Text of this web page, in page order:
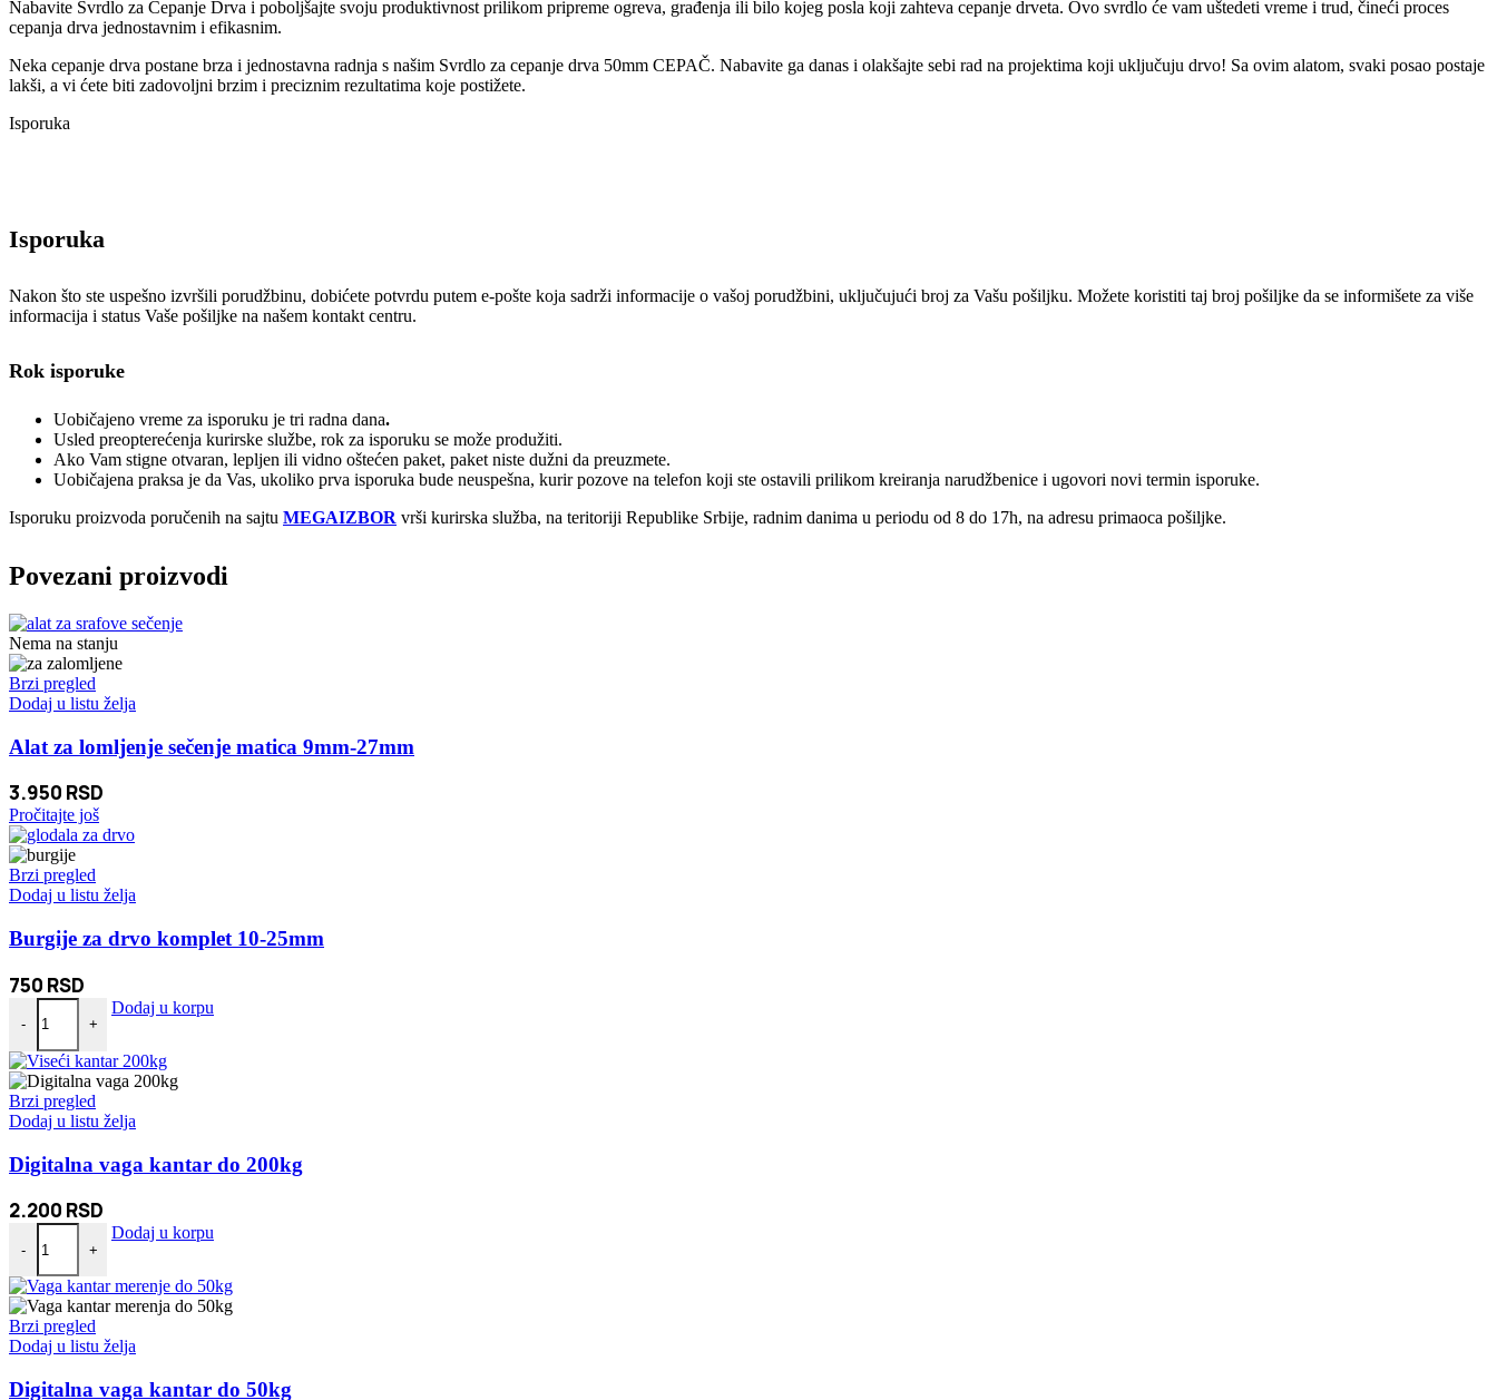
Nabavite Svrdlo za Cepanje Drva i poboljšajte svoju produktivnost prilikom pripreme ogreva, građenja ili bilo kojeg posla koji zahteva cepanje drveta. Ovo svrdlo će vam uštedeti vreme i trud, čineći proces
cepanja drva jednostavnim i efikasnim.
Neka cepanje drva postane brza i jednostavna radnja s našim Svrdlo za cepanje drva 50mm CEPAČ. Nabavite ga danas i olakšajte sebi rad na projektima koji uključuju drvo! Sa ovim alatom, svaki posao postaje
lakši, a vi ćete biti zadovoljni brzim i preciznim rezultatima koje postižete.
Isporuka
Isporuka
Nakon što ste uspešno izvršili porudžbinu, dobićete potvrdu putem e-pošte koja sadrži informacije o vašoj porudžbini, uključujući broj za Vašu pošiljku. Možete koristiti taj broj pošiljke da se informišete za više
informacija i status Vaše pošiljke na našem kontakt centru.
Rok isporuke
Uobičajeno vreme za isporuku je tri radna dana.
Usled preopterećenja kurirske službe, rok za isporuku se može produžiti.
Ako Vam stigne otvaran, lepljen ili vidno oštećen paket, paket niste dužni da preuzmete.
Uobičajena praksa je da Vas, ukoliko prva isporuka bude neuspešna, kurir pozove na telefon koji ste ostavili prilikom kreiranja narudžbenice i ugovori novi termin isporuke.
Isporuku proizvoda poručenih na sajtu MEGAIZBOR vrši kurirska služba, na teritoriji Republike Srbije, radnim danima u periodu od 8 do 17h, na adresu primaoca pošiljke.
Povezani proizvodi
Nema na stanju
Brzi pregled
Dodaj u listu želja
Alat za lomljenje sečenje matica 9mm-27mm
3.950 RSD
Pročitajte još
Brzi pregled
Dodaj u listu želja
Burgije za drvo komplet 10-25mm
750 RSD
-
Burgije za drvo komplet 10-25mm količina
+
Dodaj u korpu
Brzi pregled
Dodaj u listu želja
Digitalna vaga kantar do 200kg
2.200 RSD
-
Digitalna vaga kantar do 200kg količina
+
Dodaj u korpu
Brzi pregled
Dodaj u listu želja
Digitalna vaga kantar do 50kg